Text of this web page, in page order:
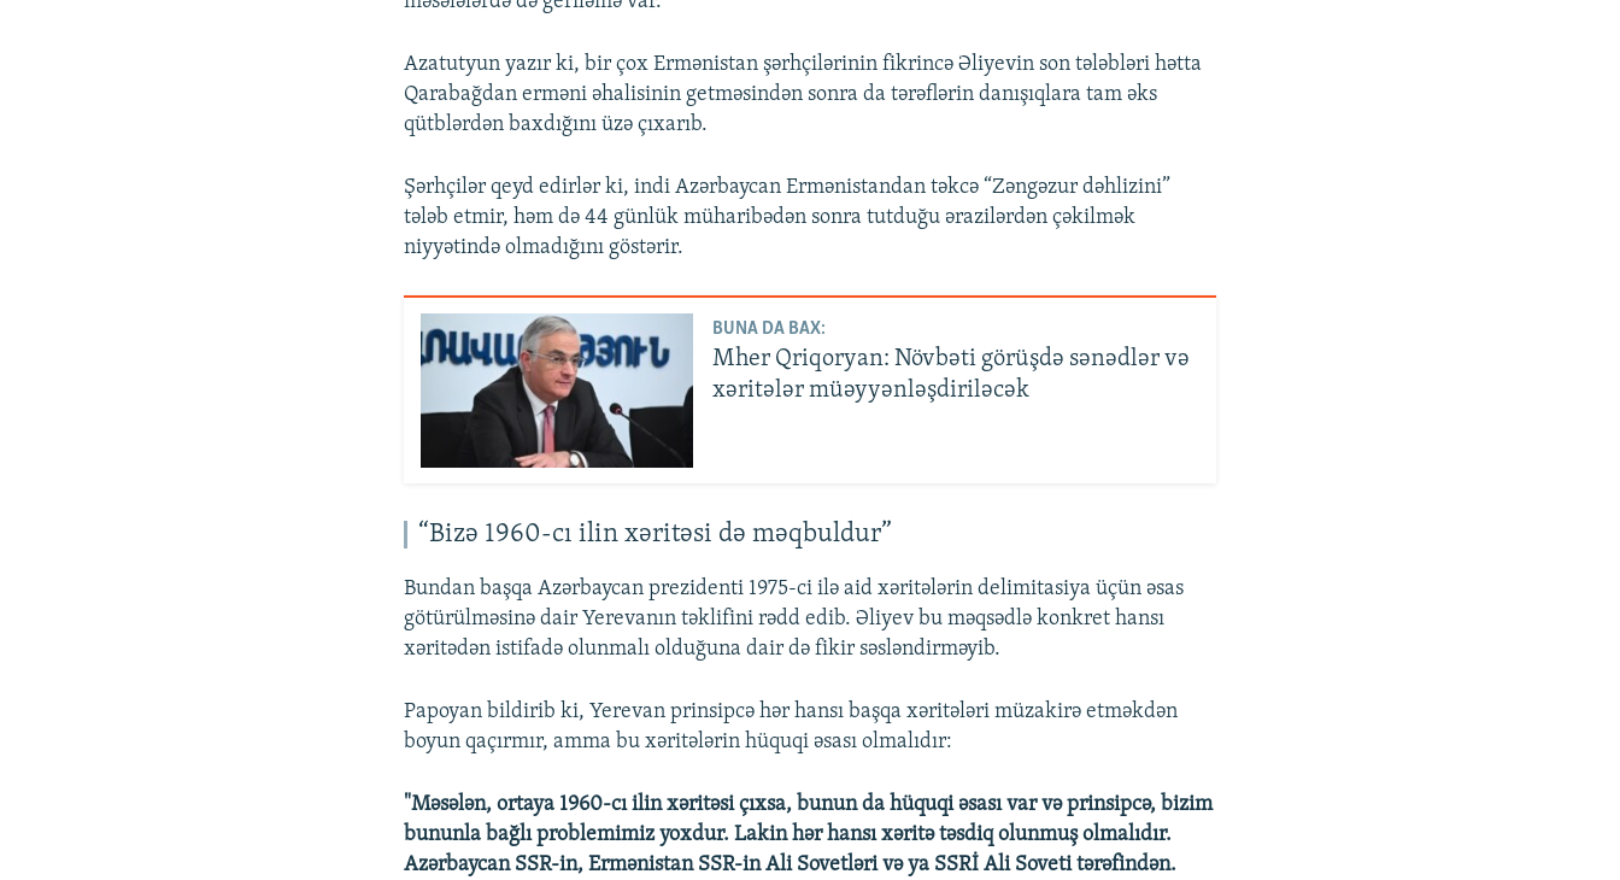
Azatutyun yazır ki, bir çox Ermənistan şərhçilərinin fikrincə Əliyevin son tələbləri hətta
Qarabağdan erməni əhalisinin getməsindən sonra da tərəflərin danışıqlara tam əks
qütblərdən baxdığını üzə çıxarıb.
Şərhçilər qeyd edirlər ki, indi Azərbaycan Ermənistandan təkcə “Zəngəzur dəhlizini”
tələb etmir, həm də 44 günlük müharibədən sonra tutduğu ərazilərdən çəkilmək
niyyətində olmadığını göstərir.
BUNA DA BAX:
Mher Qriqoryan: Növbəti görüşdə sənədlər və
xəritələr müəyyənləşdiriləcək
“Bizə 1960-cı ilin xəritəsi də məqbuldur”
Bundan başqa Azərbaycan prezidenti 1975-ci ilə aid xəritələrin delimitasiya üçün əsas
götürülməsinə dair Yerevanın təklifini rədd edib. Əliyev bu məqsədlə konkret hansı
xəritədən istifadə olunmalı olduğuna dair də fikir səsləndirməyib.
Papoyan bildirib ki, Yerevan prinsipcə hər hansı başqa xəritələri müzakirə etməkdən
boyun qaçırmır, amma bu xəritələrin hüquqi əsası olmalıdır:
"Məsələn, ortaya 1960-cı ilin xəritəsi çıxsa, bunun da hüquqi əsası var və prinsipcə, bizim
bununla bağlı problemimiz yoxdur. Lakin hər hansı xəritə təsdiq olunmuş olmalıdır.
Azərbaycan SSR-in, Ermənistan SSR-in Ali Sovetləri və ya SSRİ Ali Soveti tərəfindən.